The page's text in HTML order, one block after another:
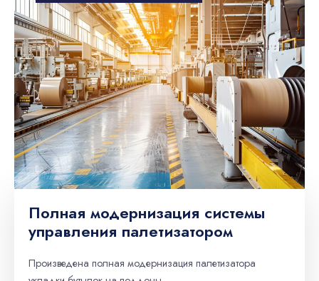
Полная модернизация системы
управления палетизатором
Произведена полная модернизация палетизатора